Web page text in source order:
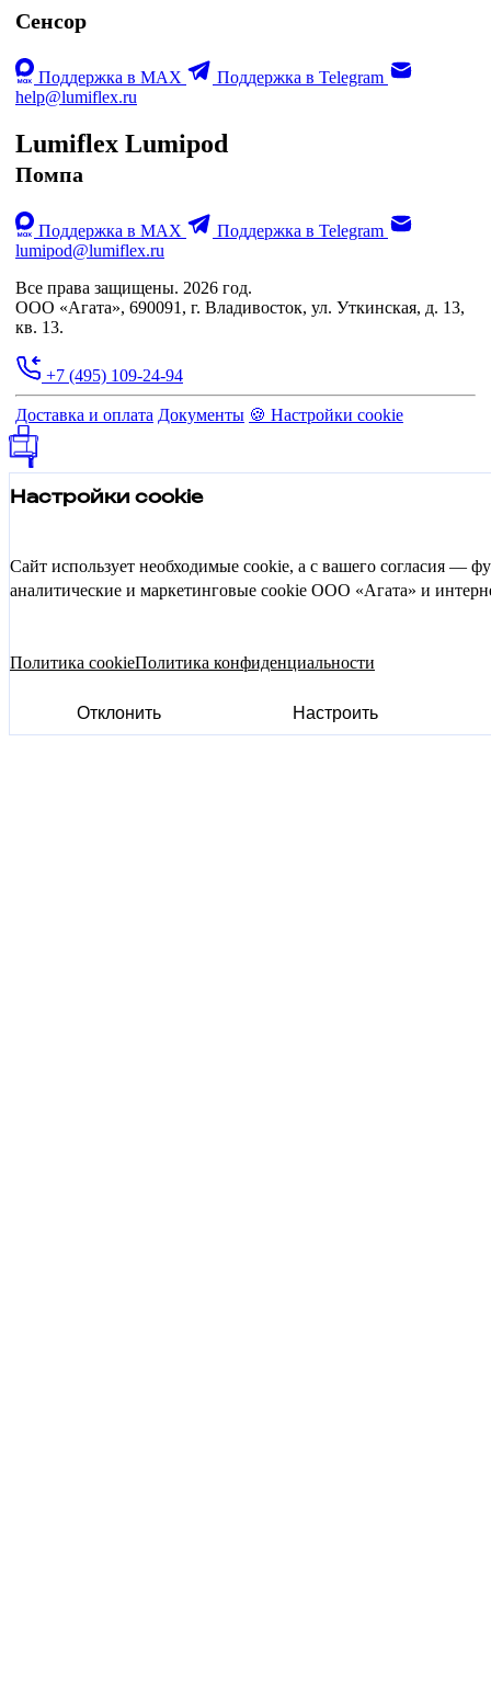
Сенсор
Поддержка в MAX
Поддержка в Telegram
help@lumiflex.ru
Lumiflex Lumipod
Помпа
Поддержка в MAX
Поддержка в Telegram
lumipod@lumiflex.ru
Все права защищены. 2026 год.
ООО «Агата», 690091, г. Владивосток, ул. Уткинская, д. 13,
кв. 13.
+7 (495) 109-24-94
Доставка и оплата Документы 🍪 Настройки cookie
Настройки cookie
Сайт использует необходимые cookie, а с вашего согласия —
аналитические и маркетинговые cookie ООО «Агата» и
Политика cookieПолитика конфиденциальности
Отклонить Настроить